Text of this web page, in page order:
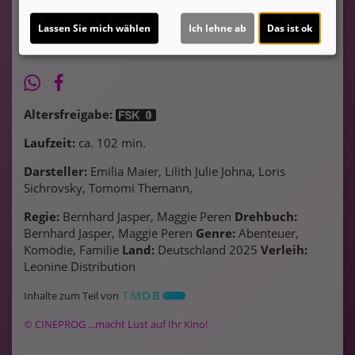
Altersfreigabe:
Laufzeit: ca. 102 min.
Darsteller: Emilia Maier, Lilith Julie Johna, Loris
Sichrovsky, Tomomi Themann,
Regie: Bernhard Jasper, Maggie Peren Drehbuch:
Bernhard Jasper, Maggie Peren Genre: Abenteuer,
Komödie, Familie Land: Deutschland 2025 Verleih:
Leonine Distribution
Inhalte zum Teil von
© CINEPROG ...macht Lust auf Ihr Kino!
Lassen Sie mich wählen Ich lehne ab Das ist ok